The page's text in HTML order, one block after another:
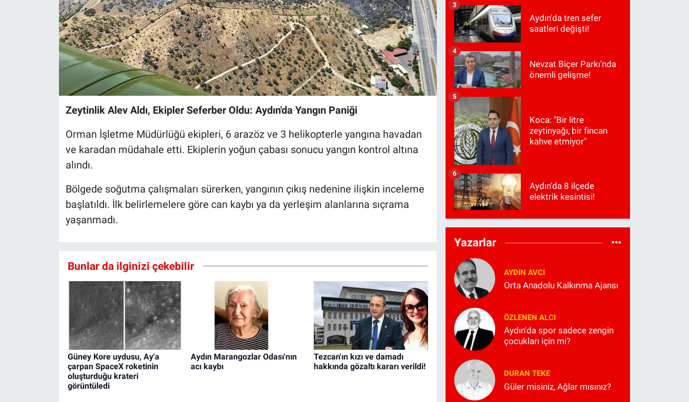
Zeytinlik Alev Aldı, Ekipler Seferber Oldu: Aydın'da Yangın Paniği
Orman İşletme Müdürlüğü ekipleri, 6 arazöz ve 3 helikopterle yangına havadan
ve karadan müdahale etti. Ekiplerin yoğun çabası sonucu yangın kontrol altına
alındı.
Bölgede soğutma çalışmaları sürerken, yangının çıkış nedenine ilişkin inceleme
başlatıldı. İlk belirlemelere göre can kaybı ya da yerleşim alanlarına sıçrama
yaşanmadı.
Bunlar da ilginizi çekebilir
Güney Kore uydusu, Ay'a
çarpan SpaceX roketinin
oluşturduğu krateri
görüntüledi
Aydın Marangozlar Odası'nın
acı kaybı
Tezcan'ın kızı ve damadı
hakkında gözaltı kararı verildi!
Aydın'da tren sefer
saatleri değişti!
3
Nevzat Biçer Parkı'nda
önemli gelişme!
4
Koca: "Bir litre
zeytinyağı, bir fincan
kahve etmiyor"
5
Aydın’da 8 ilçede
elektrik kesintisi!
6
Yazarlar
AYDIN AVCI
Orta Anadolu Kalkınma Ajansı
ÖZLENEN ALCI
Aydın'da spor sadece zengin
çocukları için mi?
DURAN TEKE
Güler misiniz, Ağlar mısınız?